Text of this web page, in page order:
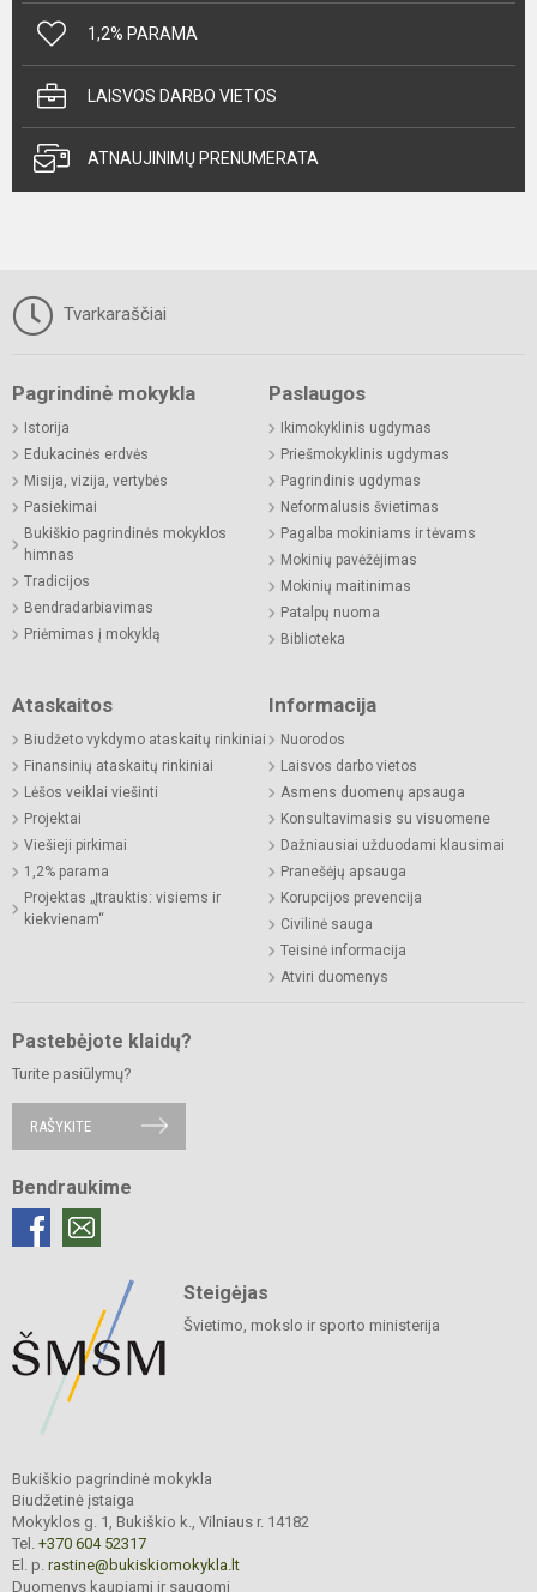
1,2% PARAMA
LAISVOS DARBO VIETOS
ATNAUJINIMŲ PRENUMERATA
Tvarkaraščiai
Pagrindinė mokykla
Istorija
Edukacinės erdvės
Misija, vizija, vertybės
Pasiekimai
Bukiškio pagrindinės mokyklos
himnas
Tradicijos
Bendradarbiavimas
Priėmimas į mokyklą
Paslaugos
Ikimokyklinis ugdymas
Priešmokyklinis ugdymas
Pagrindinis ugdymas
Neformalusis švietimas
Pagalba mokiniams ir tėvams
Mokinių pavėžėjimas
Mokinių maitinimas
Patalpų nuoma
Biblioteka
Ataskaitos
Biudžeto vykdymo ataskaitų rinkiniai
Finansinių ataskaitų rinkiniai
Lėšos veiklai viešinti
Projektai
Viešieji pirkimai
1,2% parama
Projektas „Įtrauktis: visiems ir
kiekvienam“
Informacija
Nuorodos
Laisvos darbo vietos
Asmens duomenų apsauga
Konsultavimasis su visuomene
Dažniausiai užduodami klausimai
Pranešėjų apsauga
Korupcijos prevencija
Civilinė sauga
Teisinė informacija
Atviri duomenys
Pastebėjote klaidų?
Turite pasiūlymų?
RAŠYKITE
Bendraukime
Steigėjas
Švietimo, mokslo ir sporto ministerija
Bukiškio pagrindinė mokykla
Biudžetinė įstaiga
Mokyklos g. 1, Bukiškio k., Vilniaus r. 14182
Tel. +370 604 52317
El. p. rastine@bukiskiomokykla.lt
Duomenys kaupiami ir saugomi